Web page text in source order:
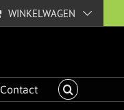
WINKELWAGEN
Contact